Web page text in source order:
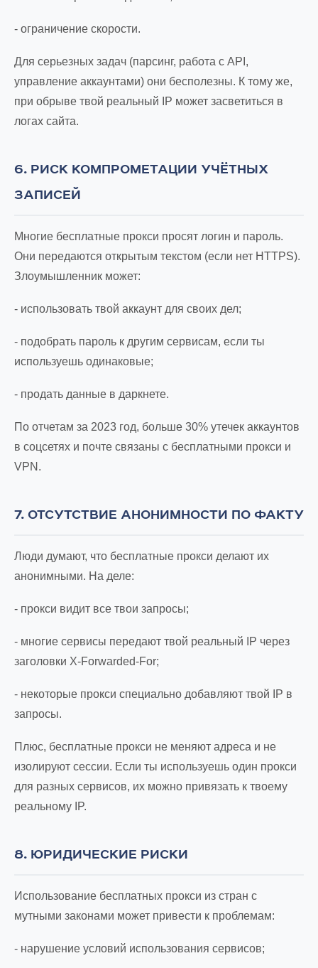
- ограничение скорости.
Для серьезных задач (парсинг, работа с API,
управление аккаунтами) они бесполезны. К тому же,
при обрыве твой реальный IP может засветиться в
логах сайта.
6. РИСК КОМПРОМЕТАЦИИ УЧЁТНЫХ
ЗАПИСЕЙ
Многие бесплатные прокси просят логин и пароль.
Они передаются открытым текстом (если нет HTTPS).
Злоумышленник может:
- использовать твой аккаунт для своих дел;
- подобрать пароль к другим сервисам, если ты
используешь одинаковые;
- продать данные в даркнете.
По отчетам за 2023 год, больше 30% утечек аккаунтов
в соцсетях и почте связаны с бесплатными прокси и
VPN.
7. ОТСУТСТВИЕ АНОНИМНОСТИ ПО ФАКТУ
Люди думают, что бесплатные прокси делают их
анонимными. На деле:
- прокси видит все твои запросы;
- многие сервисы передают твой реальный IP через
заголовки X-Forwarded-For;
- некоторые прокси специально добавляют твой IP в
запросы.
Плюс, бесплатные прокси не меняют адреса и не
изолируют сессии. Если ты используешь один прокси
для разных сервисов, их можно привязать к твоему
реальному IP.
8. ЮРИДИЧЕСКИЕ РИСКИ
Использование бесплатных прокси из стран с
мутными законами может привести к проблемам:
- нарушение условий использования сервисов;